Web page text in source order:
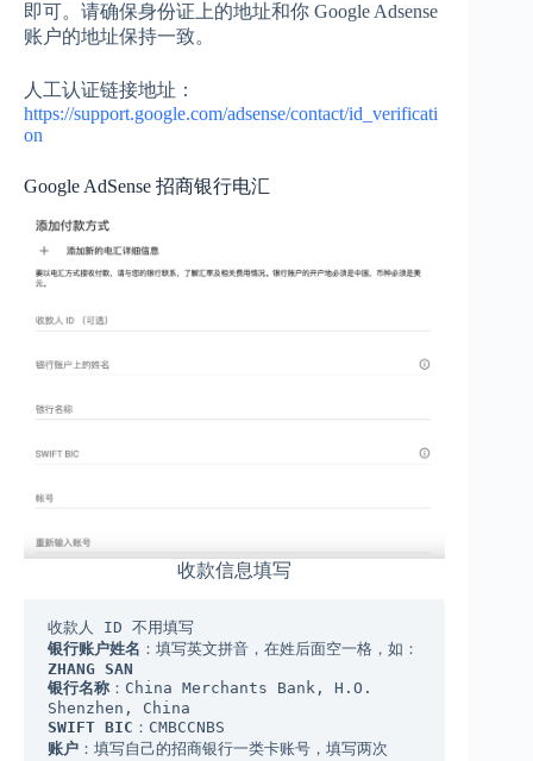
即可。请确保身份证上的地址和你 Google Adsense
账户的地址保持一致。
人工认证链接地址：
https://support.google.com/adsense/contact/id_verificati
on
Google AdSense 招商银行电汇
收款信息填写
银行账户姓名 ：填写英文拼音，在姓后面空一格，如：
ZHANG SAN
银行名称 ：China Merchants Bank, H.O.
SWIFT BIC
账户 ：填写自己的招商银行一类卡账号，填写两次